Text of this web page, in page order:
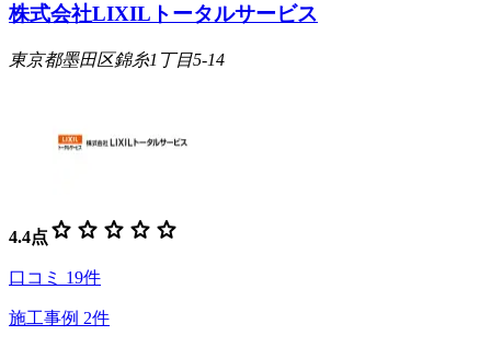
株式会社LIXILトータルサービス
東京都墨田区錦糸1丁目5-14
4.4点 star star star star star
口コミ 19件
施工事例 2件